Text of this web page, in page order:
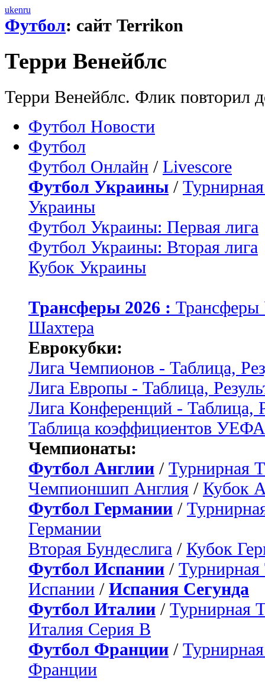
ukenru
Футбол: сайт Terrikon
Терри Венейблс
Терри Венейблс. Флик повторил
Футбол Новости
Футбол
Футбол Онлайн / Livescore
Футбол Украины /
Украины
Футбол Украины: Первая лига
Футбол Украины: Вторая лига
Кубок Украины
Трансферы 2026 :
Шахтера
Еврокубки:
Лига Чемпионов - Таблица,
Лига Европы - Таблица,
Лига Конференций - Таблица,
Таблица коэффициентов УЕФА
Чемпионаты:
Футбол Англии / Турнирная
Чемпионшип Англия / Кубок
Футбол Германии /
Германии
Вторая Бундеслига / Кубок
Футбол Испании / Турнирная
Испании / Испания Сегунда
Футбол Италии / Турнирная
Италия Серия B
Футбол Франции /
Франции